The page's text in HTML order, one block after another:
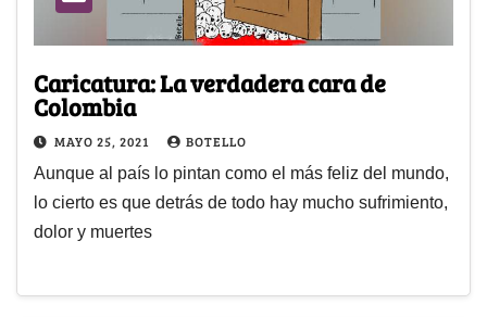
Caricatura: La verdadera cara de
Colombia
MAYO 25, 2021 BOTELLO
Aunque al país lo pintan como el más feliz del mundo,
lo cierto es que detrás de todo hay mucho sufrimiento,
dolor y muertes